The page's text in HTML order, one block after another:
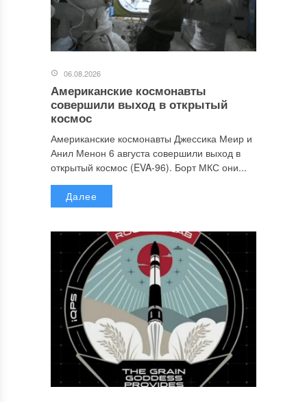
06.08.2026
Американские космонавты
совершили выход в открытый
космос
Американские космонавты Джессика Меир и
Анил Менон 6 августа совершили выход в
открытый космос (EVA-96). Борт МКС они...
Далее